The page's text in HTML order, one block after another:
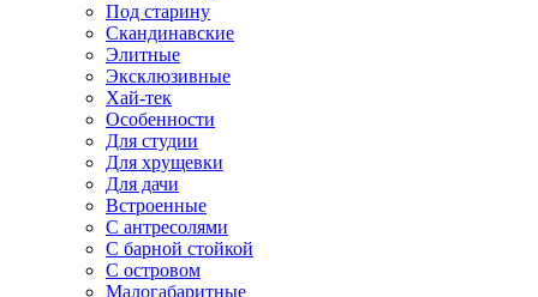
Под старину
Скандинавские
Элитные
Эксклюзивные
Хай-тек
Особенности
Для студии
Для хрущевки
Для дачи
Встроенные
С антресолями
С барной стойкой
С островом
Малогабаритные